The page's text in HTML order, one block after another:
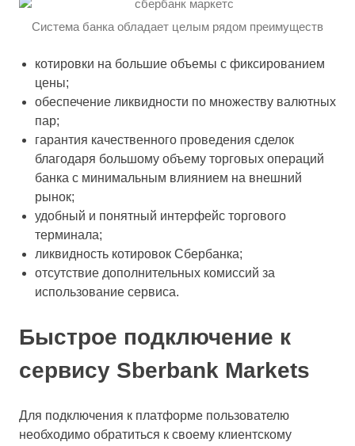
Система банка обладает целым рядом преимуществ
котировки на большие объемы с фиксированием
цены;
обеспечение ликвидности по множеству валютных
пар;
гарантия качественного проведения сделок
благодаря большому объему торговых операций
банка с минимальным влиянием на внешний
рынок;
удобный и понятный интерфейс торгового
терминала;
ликвидность котировок Сбербанка;
отсутствие дополнительных комиссий за
использование сервиса.
Быстрое подключение к
сервису Sberbank Markets
Для подключения к платформе пользователю
необходимо обратиться к своему клиентскому